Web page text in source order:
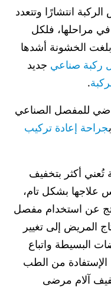
انتشارًا وتتعدد
مراحلها، فلكل
الخشونة أشدها
ركبة صناعي جديد
.
للمفصل الصناعي
جراحة إعادة تركيب
تُعني أكثر بتخفيف
علاجها بشكل تام،
عن استخدام مفصل
المريض إلى تغيير
البسيطة واتباع
من الطب
آلام مرضى